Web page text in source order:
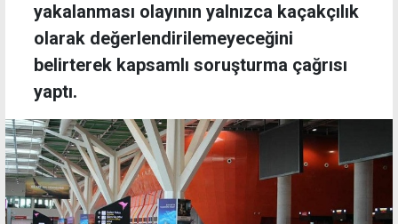
yakalanması olayının yalnızca kaçakçılık
olarak değerlendirilemeyeceğini
belirterek kapsamlı soruşturma çağrısı
yaptı.